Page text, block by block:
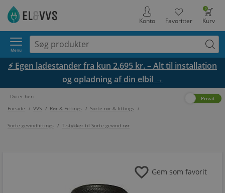
0
Kurv
Favoritter
Konto
Menu
⚡ Egen ladestander fra kun 2.695 kr. – Alt til installation
og opladning af din elbil →
Du er her:
Forside / VVS / Rør & Fittings / Sorte rør & fittings /
Sorte gevindfittings / T-stykker til Sorte gevind rør
Privat
favorite Gem som favorit